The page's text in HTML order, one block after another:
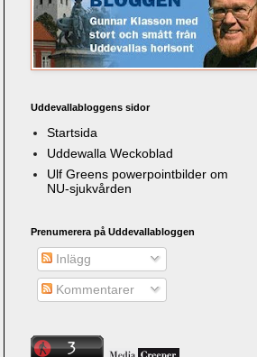
Uddevallabloggens sidor
Startsida
Uddewalla Weckoblad
Ulf Greens powerpointbilder om
NU-sjukvården
Prenumerera på Uddevallabloggen
Inlägg
Kommentarer